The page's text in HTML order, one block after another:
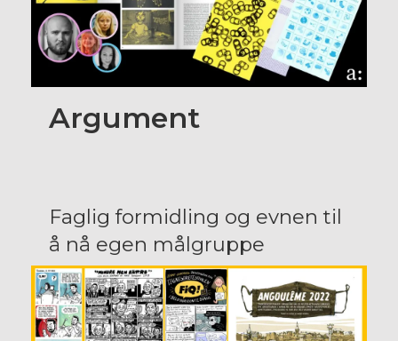
Argument
Faglig formidling og evnen til
å nå egen målgruppe